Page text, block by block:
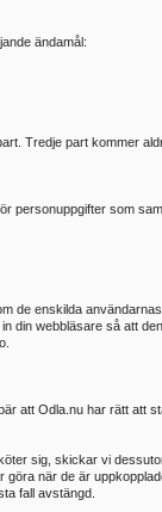
ändamål:
Tredje part kommer
personuppgifter som
de enskilda
din webbläsare så att
att Odla.nu har rätt att
sig, skickar vi
när de är
fall avstängd.